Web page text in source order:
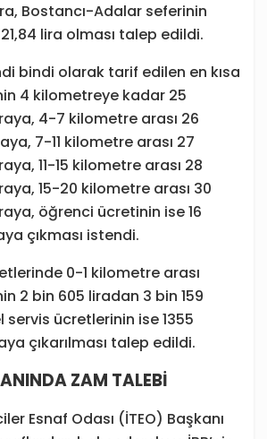
Bostancı-Adalar seferinin
lira olması talep edildi.
bindi olarak tarif edilen en kısa
4 kilometreye kadar 25
4-7 kilometre arası 26
7-11 kilometre arası 27
11-15 kilometre arası 28
15-20 kilometre arası 30
öğrenci ücretinin ise 16
çıkması istendi.
0-1 kilometre arası
2 bin 605 liradan 3 bin 159
servis ücretlerinin ise 1355
çıkarılması talep edildi.
ZAM TALEBİ
Esnaf Odası (İTEO) Başkanı